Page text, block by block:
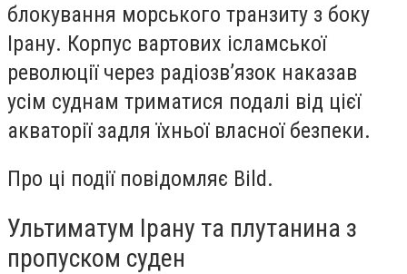
блокування морського транзиту з боку
Ірану. Корпус вартових ісламської
революції через радіозв’язок наказав
усім суднам триматися подалі від цієї
акваторії задля їхньої власної безпеки.
Про ці події повідомляє Bild.
Ультиматум Ірану та плутанина з
пропуском суден